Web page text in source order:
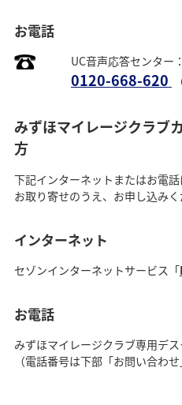
お電話
UC音声応答センター：
0120-668-620
みずほマイレージクラブ
方
下記インターネットまたはお電
お取り寄せのうえ、お申し込みく
インターネット
セゾンインターネットサービス「
お電話
みずほマイレージクラブ専用デス
（電話番号は下部「お問い合わ